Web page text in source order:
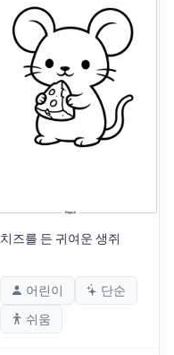
치즈를 든 귀여운 생쥐
어린이
단순
쉬움